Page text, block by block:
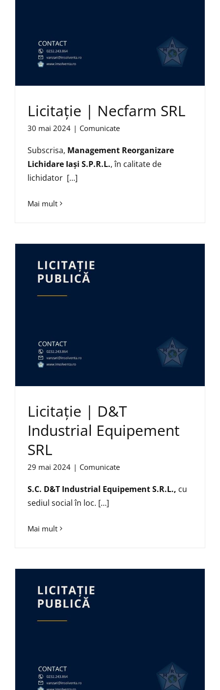
Licitație | Necfarm SRL
30 mai 2024 | Comunicate
Subscrisa, Management Reorganizare
Lichidare Iaşi S.P.R.L., în calitate de
lichidator […]
Mai mult
Licitație | D&T
Industrial Equipement
SRL
29 mai 2024 | Comunicate
S.C. D&T Industrial Equipement S.R.L., cu
sediul social în loc. […]
Mai mult